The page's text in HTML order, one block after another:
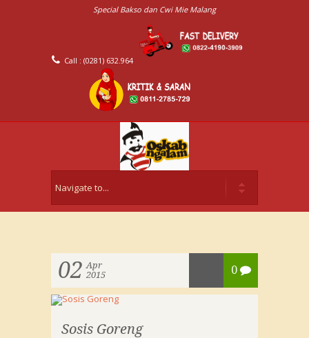
Special Bakso dan Cwi Mie Malang
Call : (0281) 632.964
02 Apr
2015
0
Sosis Goreng